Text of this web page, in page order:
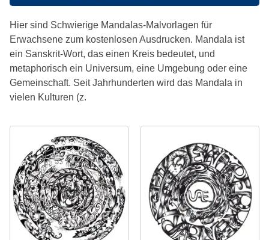
Hier sind Schwierige Mandalas-Malvorlagen für
Erwachsene zum kostenlosen Ausdrucken. Mandala ist
ein Sanskrit-Wort, das einen Kreis bedeutet, und
metaphorisch ein Universum, eine Umgebung oder eine
Gemeinschaft. Seit Jahrhunderten wird das Mandala in
vielen Kulturen (z.